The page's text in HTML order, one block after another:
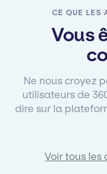
CE QUE LES
Vous
Ne nous croyez
utilisateurs de
dire sur la
Voir tous les